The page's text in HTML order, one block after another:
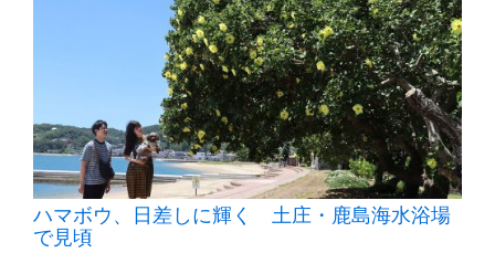
ハマボウ、日差しに輝く 土庄・鹿島海水浴場
で見頃